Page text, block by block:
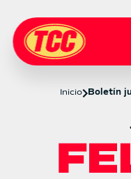
Inicio Boletín
Boletín